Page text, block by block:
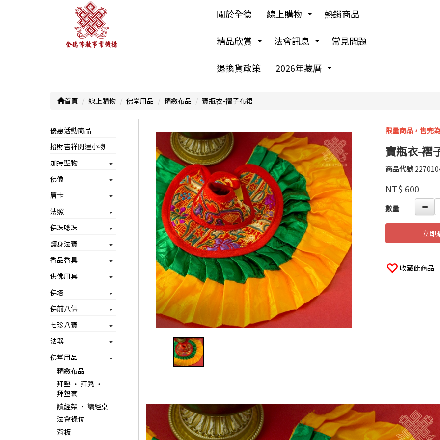
關於全德 線上購物 熱銷商品
精品欣賞 法會訊息 常見問題
退換貨政策 2026年藏曆
首頁 線上購物 佛堂用品 精緻布品 寶瓶衣-褶子布裙
優惠活動商品
招財吉祥開運小物
加持聖物
佛像
唐卡
法照
佛珠唸珠
護身法寶
香品香具
供佛用具
佛塔
佛前八供
七珍八寶
法器
佛堂用品
精緻布品
拜墊 ‧ 拜凳 ‧
拜墊套
讀經架 ‧ 讀經桌
法會祿位
背板
限量商品，售完
寶瓶衣-褶
商品代號
品牌
高
婉
瑜
NT$ 600
數量
立即
收藏此商品